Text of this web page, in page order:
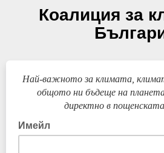
Коалиция за
Най-важното за климата,
общото ни бъдеще на
директно в
Имейл